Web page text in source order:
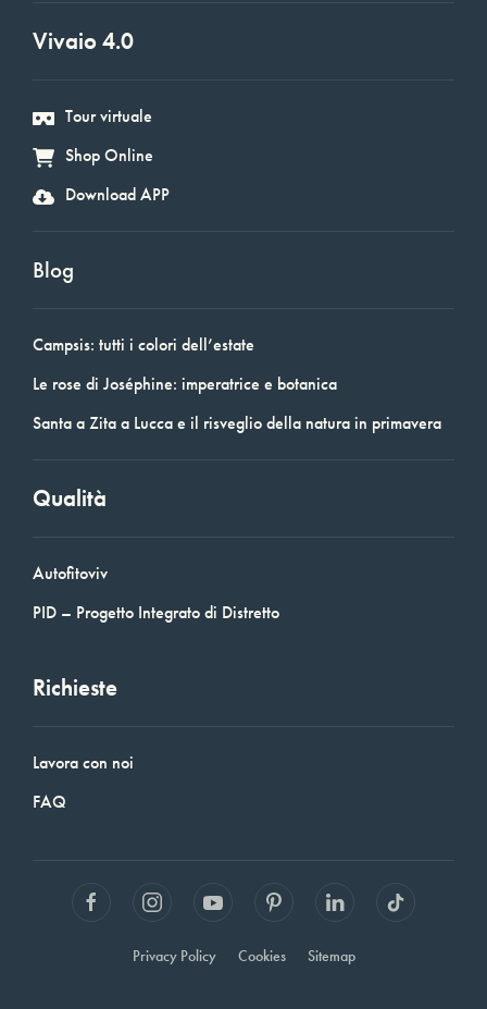
Vivaio 4.0
Tour virtuale
Shop Online
Download APP
Blog
Campsis: tutti i colori dell’estate
Le rose di Joséphine: imperatrice e botanica
Santa a Zita a Lucca e il risveglio della natura in primavera
Qualità
Autofitoviv
PID – Progetto Integrato di Distretto
Richieste
Lavora con noi
FAQ
Privacy Policy Cookies Sitemap